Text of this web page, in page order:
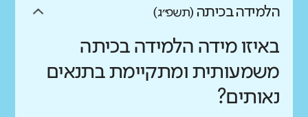
הלמידה בכיתה (תשפ״ג)
באיזו מידה הלמידה בכיתה
משמעותית ומתקיימת בתנאים
נאותים?